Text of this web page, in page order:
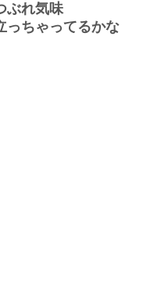
ぶれ気味
っちゃってるかな